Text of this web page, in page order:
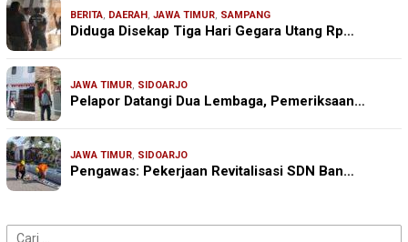
BERITA, DAERAH, JAWA TIMUR, SAMPANG
Diduga Disekap Tiga Hari Gegara Utang Rp…
JAWA TIMUR, SIDOARJO
Pelapor Datangi Dua Lembaga, Pemeriksaan…
JAWA TIMUR, SIDOARJO
Pengawas: Pekerjaan Revitalisasi SDN Ban…
Cari